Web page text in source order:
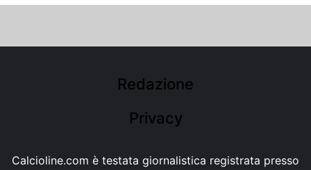
Redazione
Privacy
Calcioline.com è testata giornalistica registrata presso